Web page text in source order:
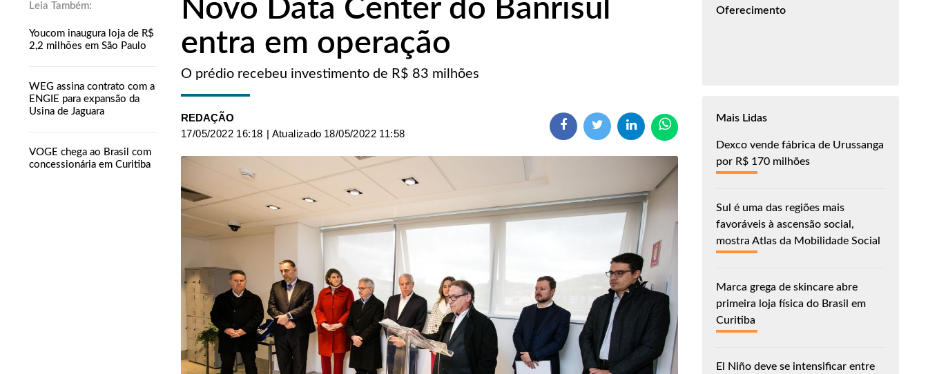
Youcom inaugura loja de R$
2,2 milhões em São Paulo
WEG assina contrato com a
ENGIE para expansão da
Usina de Jaguara
VOGE chega ao Brasil com
concessionária em Curitiba
Novo Data Center do Banrisul
entra em operação
O prédio recebeu investimento de R$ 83 milhões
REDAÇÃO
17/05/2022 16:18 | Atualizado 18/05/2022 11:58
Oferecimento
Mais Lidas
Dexco vende fábrica de Urussanga
por R$ 170 milhões
Sul é uma das regiões mais
favoráveis à ascensão social,
mostra Atlas da Mobilidade Social
Marca grega de skincare abre
primeira loja física do Brasil em
Curitiba
El Niño deve se intensificar entre